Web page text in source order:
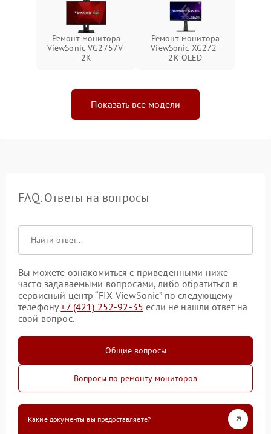
Ремонт монитора
ViewSonic VG2757V-
2K
Ремонт монитора
ViewSonic XG272-
2K-OLED
Показать все модели
FAQ. Ответы на вопросы
Вы можете ознакомиться с приведенными ниже
часто задаваемыми вопросами, либо обратиться в
сервисный центр “FIX-ViewSonic” по следующему
телефону+7 (421) 252-92-35 если не нашли ответ на
свой вопрос.
Общие вопросы
Вопросы по ремонту мониторов
Какие документы вы предоставляете?